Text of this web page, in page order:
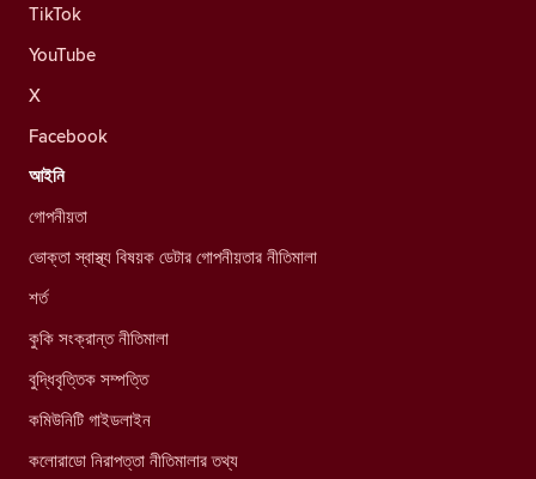
TikTok
YouTube
X
Facebook
আইনি
গোপনীয়তা
ভোক্তা স্বাস্থ্য বিষয়ক ডেটার গোপনীয়তার নীতিমালা
শর্ত
কুকি সংক্রান্ত নীতিমালা
বুদ্ধিবৃত্তিক সম্পত্তি
কমিউনিটি গাইডলাইন
কলোরাডো নিরাপত্তা নীতিমালার তথ্য